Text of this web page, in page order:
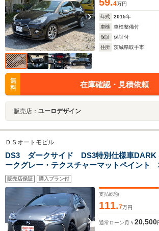
4万円
年式 2015年
車検
車検整備付
保証
保証付
住所
茨城県取手市
無
料
在庫確認・見積依頼
販売店： ユーロデザイン
ＤＳオートモビル
DS3 ダークサイド DS3特別仕様車
ークグレー・テクスチャーマットペイント
ー製チタンパーツ 3Dディザイン・レザー
ビジョン アクティブシティブレーキ タイ
式交換
販売店保証 購入プラン付
支払総額
111.7万円
通常ローン 月々20,500